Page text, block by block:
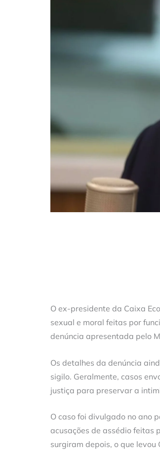
O ex-presidente da Caixa
sexual e moral feitas por
denúncia apresentada pelo
Os detalhes da denúncia
sigilo. Geralmente, casos
justiça para preservar a
O caso foi divulgado no ano
acusações de assédio feitas
surgiram depois, o que